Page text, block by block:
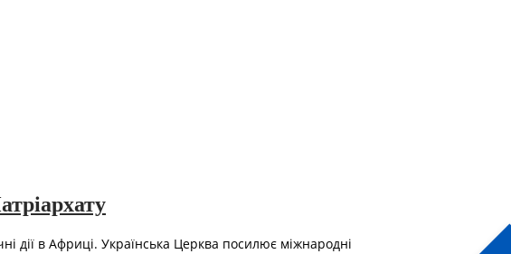
дії в Африці. Українська Церква посилює міжнародні